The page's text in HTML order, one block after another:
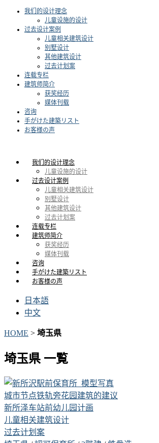
我们的设计理念
儿童设施的设计
过去设计案例
儿童相关建筑设计
别墅设计
其他建筑设计
过去计划案
连载专栏
建筑师简介
获奖经历
媒体刊载
咨询
手がけた建築リスト
お客様の声
我们的设计理念
儿童设施的设计
过去设计案例
儿童相关建筑设计
别墅设计
其他建筑设计
过去计划案
连载专栏
建筑师简介
获奖经历
媒体刊载
咨询
手がけた建築リスト
お客様の声
日本語
中文
HOME > 埼玉県
埼玉県 一覧
城市节点铁轨旁花园建筑的建议
新所泽车站前幼儿园计画
儿童相关建筑设计
过去计划案